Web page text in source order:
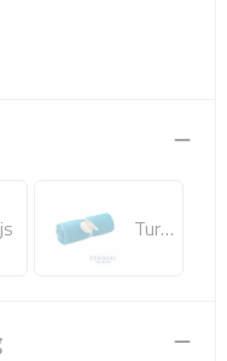
Turquoise